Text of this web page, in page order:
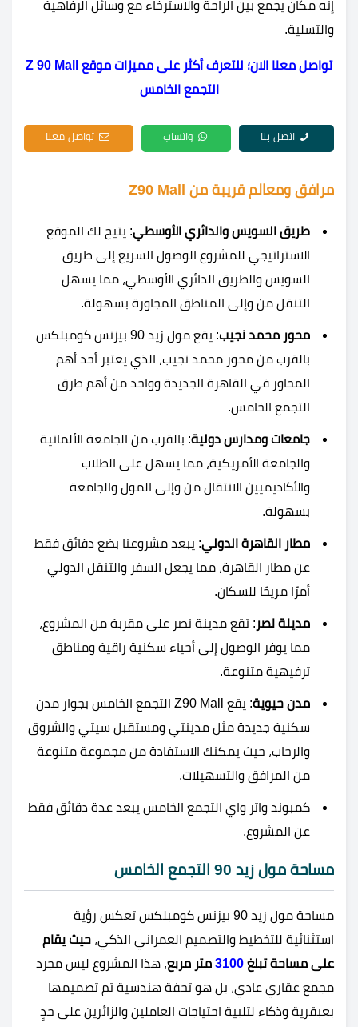
إنه مكان يجمع بين الراحة والاسترخاء مع وسائل الرفاهية
والتسلية.
تواصل معنا الان؛ للتعرف أكثر على مميزات موقع Z 90 Mall
التجمع الخامس
اتصل بنا واتساب تواصل معنا
مرافق ومعالم قريبة من Z90 Mall
طريق السويس والدائري الأوسطي: يتيح لك الموقع
الاستراتيجي للمشروع الوصول السريع إلى طريق
السويس والطريق الدائري الأوسطي، مما يسهل
التنقل من وإلى المناطق المجاورة بسهولة.
محور محمد نجيب
: يقع مول زيد 90 بيزنس كومبلكس
بالقرب من محور محمد نجيب، الذي يعتبر أحد أهم
المحاور في القاهرة الجديدة وواحد من أهم طرق
التجمع الخامس.
جامعات ومدارس دولية: بالقرب من الجامعة الألمانية
والجامعة الأمريكية، مما يسهل على الطلاب
والأكاديميين الانتقال من وإلى المول والجامعة
بسهولة.
مطار القاهرة الدولي: يبعد مشروعنا بضع دقائق فقط
عن مطار القاهرة، مما يجعل السفر والتنقل الدولي
أمرًا مريحًا للسكان.
مدينة نصر : تقع مدينة نصر على مقربة من المشروع،
مما يوفر الوصول إلى أحياء سكنية راقية ومناطق
ترفيهية متنوعة.
مدن حيوية
: يقع Z90 Mall التجمع الخامس بجوار مدن
سكنية جديدة مثل مدينتي ومستقبل سيتي والشروق
والرحاب، حيث يمكنك الاستفادة من مجموعة متنوعة
من المرافق والتسهيلات.
كمبوند واتر واي التجمع الخامس يبعد عدة دقائق فقط
عن المشروع.
مساحة مول زيد 90 التجمع الخامس
مساحة مول زيد 90 بيزنس كومبلكس تعكس رؤية
استثنائية للتخطيط والتصميم العمراني الذكي، حيث يقام
على مساحة تبلغ 3100 متر مربع، هذا المشروع ليس مجرد
مجمع عقاري عادي، بل هو تحفة هندسية تم تصميمها
بعبقرية وذكاء لتلبية احتياجات العاملين والزائرين على حدٍ